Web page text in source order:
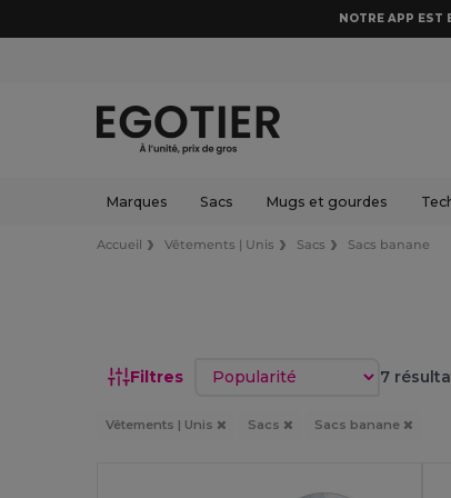
NOTRE APP EST
Marques Sacs Mugs et gourdes
Accueil Vêtements | Unis Sacs Sacs banane
Filtres Trier par 7
Vêtements | Unis Sacs Sacs banane